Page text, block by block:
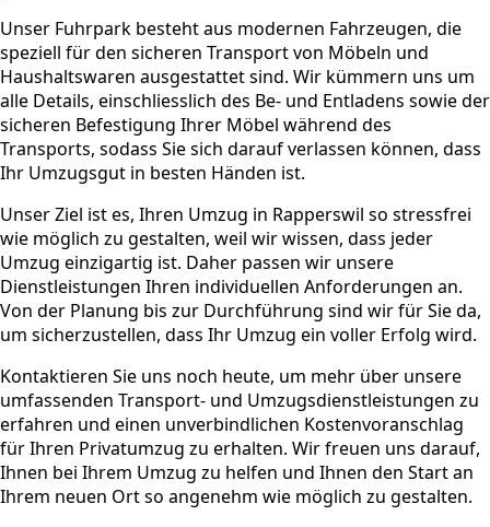
Unser Fuhrpark besteht aus modernen Fahrzeugen, die
speziell für den sicheren Transport von Möbeln und
Haushaltswaren ausgestattet sind. Wir kümmern uns um
alle Details, einschliesslich des Be- und Entladens sowie der
sicheren Befestigung Ihrer Möbel während des
Transports, sodass Sie sich darauf verlassen können, dass
Ihr Umzugsgut in besten Händen ist.
Unser Ziel ist es, Ihren Umzug in Rapperswil so stressfrei
wie möglich zu gestalten, weil wir wissen, dass jeder
Umzug einzigartig ist. Daher passen wir unsere
Dienstleistungen Ihren individuellen Anforderungen an.
Von der Planung bis zur Durchführung sind wir für Sie da,
um sicherzustellen, dass Ihr Umzug ein voller Erfolg wird.
Kontaktieren Sie uns noch heute, um mehr über unsere
umfassenden Transport- und Umzugsdienstleistungen zu
erfahren und einen unverbindlichen Kostenvoranschlag
für Ihren Privatumzug zu erhalten. Wir freuen uns darauf,
Ihnen bei Ihrem Umzug zu helfen und Ihnen den Start an
Ihrem neuen Ort so angenehm wie möglich zu gestalten.